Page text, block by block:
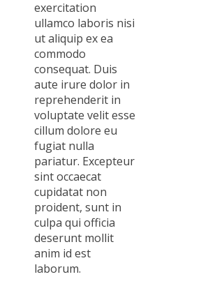
exercitation
ullamco laboris nisi
ut aliquip ex ea
commodo
consequat. Duis
aute irure dolor in
reprehenderit in
voluptate velit esse
cillum dolore eu
fugiat nulla
pariatur. Excepteur
sint occaecat
cupidatat non
proident, sunt in
culpa qui officia
deserunt mollit
anim id est
laborum.